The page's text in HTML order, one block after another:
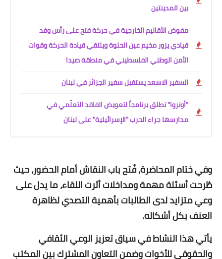
بين المدينتين
مفوض الأقاليم الخارجية في حركة فتح على رأس وفد
قيادي يزور مخيم عين الحلوة ويلتقي قيادة الحركة وقوات
الأمن الوطني الفلسطيني في منطقة صيدا
السفير الاسعد يستقبل سفير الجزائر في لبنان
"أونروا" تطلق برنامجاً لتعويض الفاقد التعلّمي في
مدارسها جراء الحرب "الإسرائيلية" على لبنان
وفي ختام المحاضرة، فُتح باب النقاش أمام الحضور، حيث
طُرحت أسئلة مهمة ومداخلات أثرت اللقاء، ما يدل على
وعي متزايد لدى الطالبات بأهمية التصدي لظاهرة
العنف بكل أشكاله.
يأتي هذا النشاط في سياق تعزيز الوعي الثقافي
والحقوقي للأخوات وضمن التعاون المشترك بين المكتب